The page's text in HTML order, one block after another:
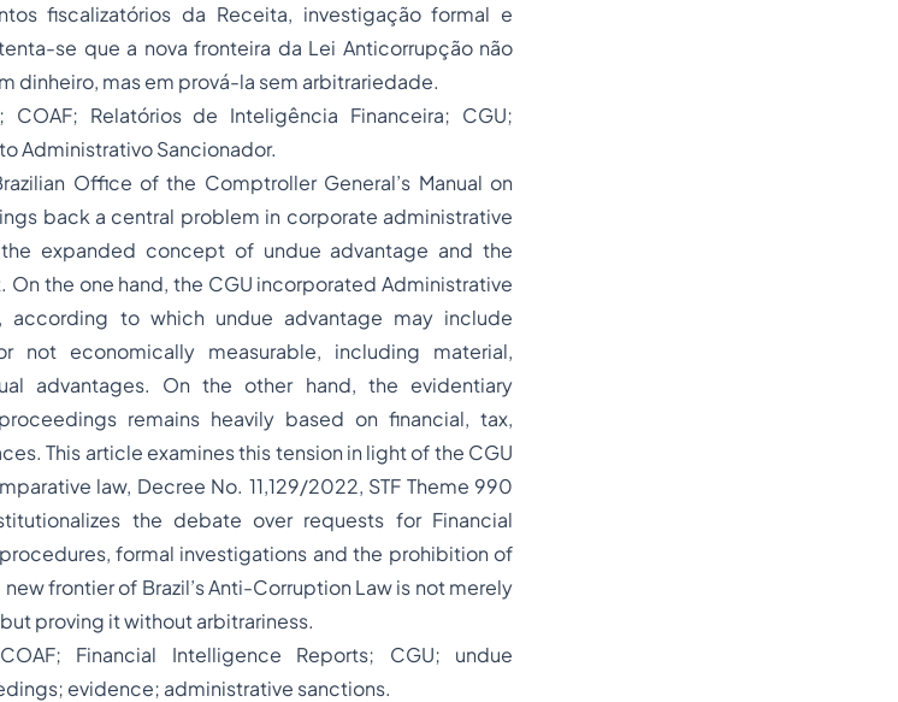
fiscalizatórios da Receita, investigação formal e
se que a nova fronteira da Lei Anticorrupção não
dinheiro, mas em prová-la sem arbitrariedade.
COAF; Relatórios de Inteligência Financeira; CGU;
Administrativo Sancionador.
Office of the Comptroller General’s Manual on
back a central problem in corporate administrative
expanded concept of undue advantage and the
the one hand, the CGU incorporated Administrative
according to which undue advantage may include
not economically measurable, including material,
advantages. On the other hand, the evidentiary
remains heavily based on financial, tax,
This article examines this tension in light of the CGU
law, Decree No. 11,129/2022, STF Theme 990
the debate over requests for Financial
formal investigations and the prohibition of
frontier of Brazil’s Anti-Corruption Law is not merely
proving it without arbitrariness.
Financial Intelligence Reports; CGU; undue
evidence; administrative sanctions.